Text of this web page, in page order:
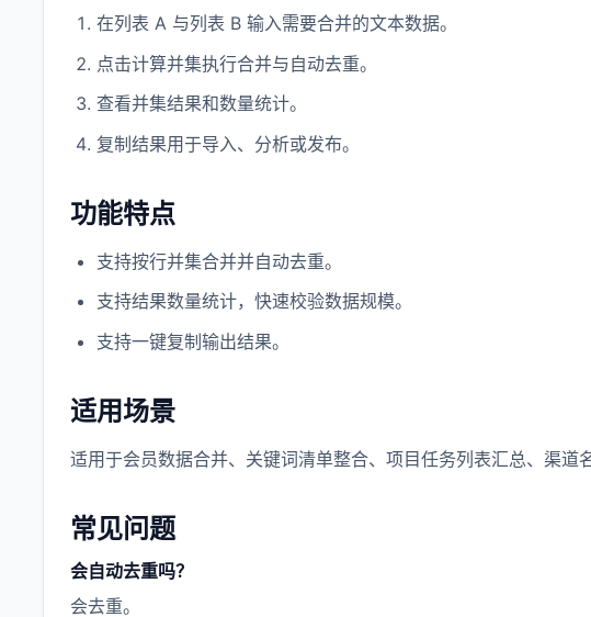
在列表 A 与列表 B 输入需要合并的文本数据。
点击计算并集执行合并与自动去重。
查看并集结果和数量统计。
复制结果用于导入、分析或发布。
功能特点
支持按行并集合并并自动去重。
支持结果数量统计，快速校验数据规模。
支持一键复制输出结果。
适用场景
适用于会员数据合并、关键词清单整合、项目任务列表汇总、渠道
常见问题
会自动去重吗？
会去重。